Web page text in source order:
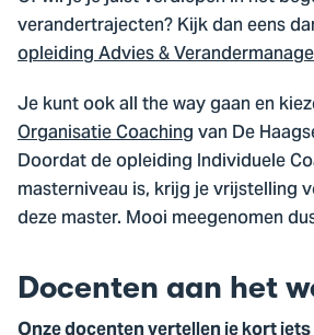
verandertrajecten? Kijk dan eens
opleiding Advies &
Je kunt ook all the way gaan en
Organisatie Coachingvan De
Doordat de opleiding Individuele
masterniveau is, krijg je vrijstelling
deze master. Mooi meegenomen
Docenten aan het
Onze docenten vertellen je kort